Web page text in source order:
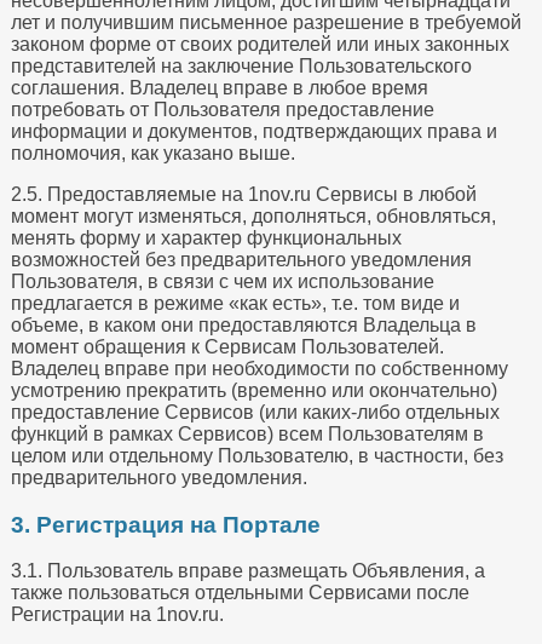
лет и получившим письменное разрешение в требуемой
законом форме от своих родителей или иных законных
представителей на заключение Пользовательского
соглашения. Владелец вправе в любое время
потребовать от Пользователя предоставление
информации и документов, подтверждающих права и
полномочия, как указано выше.
2.5. Предоставляемые на 1nov.ru Сервисы в любой
момент могут изменяться, дополняться, обновляться,
менять форму и характер функциональных
возможностей без предварительного уведомления
Пользователя, в связи с чем их использование
предлагается в режиме «как есть», т.е. том виде и
объеме, в каком они предоставляются Владельца в
момент обращения к Сервисам Пользователей.
Владелец вправе при необходимости по собственному
усмотрению прекратить (временно или окончательно)
предоставление Сервисов (или каких-либо отдельных
функций в рамках Сервисов) всем Пользователям в
целом или отдельному Пользователю, в частности, без
предварительного уведомления.
3. Регистрация на Портале
3.1. Пользователь вправе размещать Объявления, а
также пользоваться отдельными Сервисами после
Регистрации на 1nov.ru.